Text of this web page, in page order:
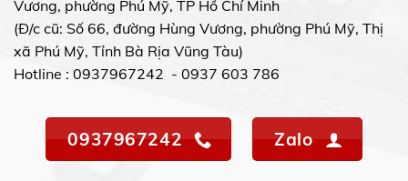
Vương, phường Phú Mỹ, TP Hồ Chí Minh
(Đ/c cũ: Số 66, đường Hùng Vương, phường Phú Mỹ, Thị
xã Phú Mỹ, Tỉnh Bà Rịa Vũng Tàu)
Hotline : 0937967242 - 0937 603 786
0937967242 Zalo